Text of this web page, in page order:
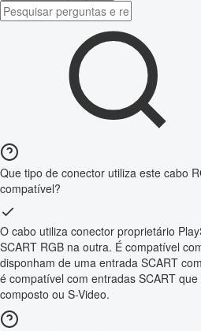
Que tipo de conector utiliza este cabo
compatível?
O cabo utiliza conector proprietário
SCART RGB na outra. É compatível
disponham de uma entrada SCART
é compatível com entradas SCART
composto ou S-Video.